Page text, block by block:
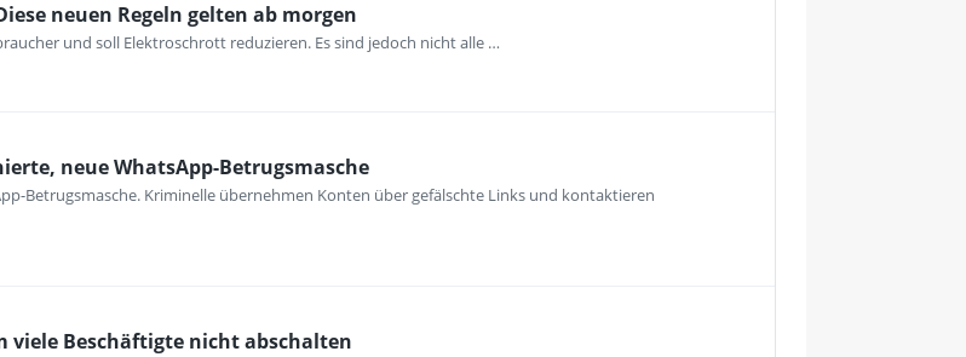
neuen Regeln gelten ab morgen
und soll Elektroschrott reduzieren. Es sind jedoch nicht alle …
neue WhatsApp-Betrugsmasche
Betrugsmasche. Kriminelle übernehmen Konten über gefälschte Links und kontaktieren
viele Beschäftigte nicht abschalten